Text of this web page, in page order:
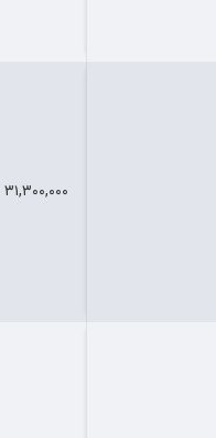
۳۱,۳۰۰,۰۰۰ تومان